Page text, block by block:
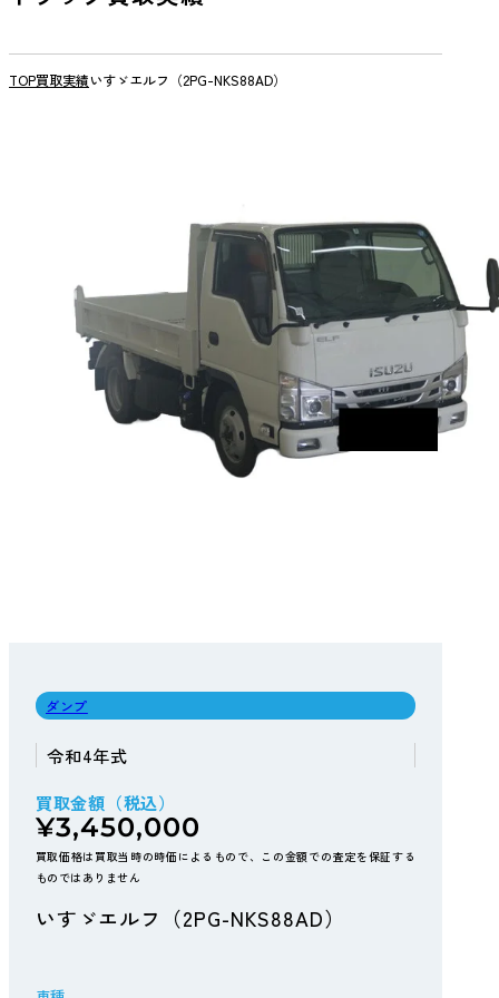
TOP買取実績いすゞエルフ（2PG-NKS88AD）
ダンプ
令和4年式
買取金額（税込）
¥3,450,000
買取価格は買取当時の時価によるもので、この金額での査定を保証する
ものではありません
いすゞエルフ（2PG-NKS88AD）